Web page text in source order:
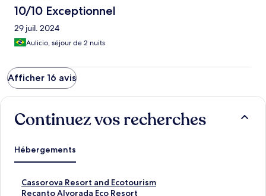
10/10 Exceptionnel
29 juil. 2024
Aulicio, séjour de 2 nuits
Afficher 16 avis
Continuez vos recherches
Hébergements
Cassorova Resort and Ecotourism
L
iRecanto Alvorada Eco Resort
L